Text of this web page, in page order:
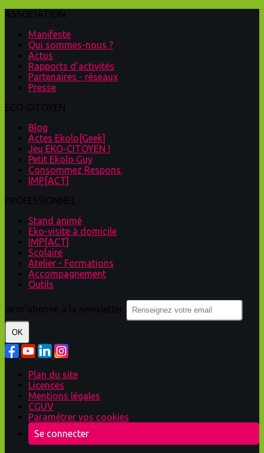
Manifeste
Qui sommes-nous ?
Actus
Rapports d'activités
Partenaires - réseaux
Presse
Blog
Actes Ekolo[Geek]
Jeu EKO-CITOYEN !
Petit Ekolo Guy
Consommez Respons.
IMP[ACT]
Stand animé
Eko-visite à domicile
IMP[ACT]
Scolaire
Atelier - Formations
Accompagnement
Outils
OK
Plan du site
Licences
Mentions légales
CGUV
Paramétrer vos cookies
Se connecter